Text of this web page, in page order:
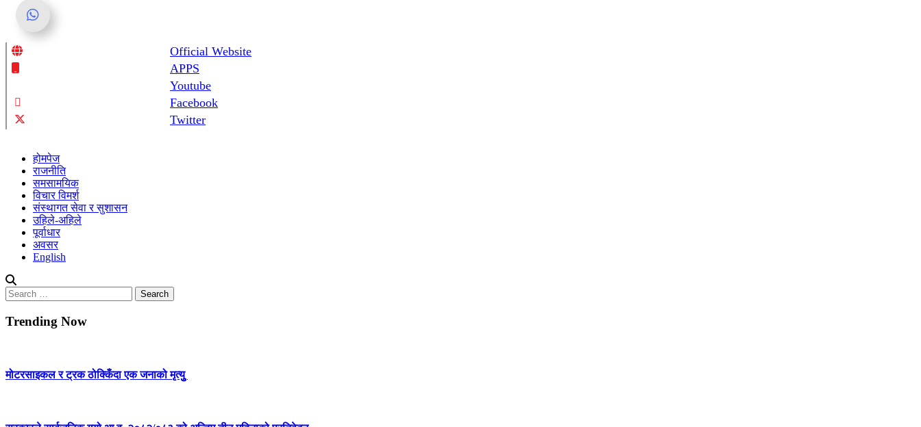
Online News Portal
Official Website
APPS
Youtube
Facebook
Twitter
होमपेज
राजनीति
समसामयिक
विचार विमर्श
संस्थागत सेवा र सुशासन
उहिले-अहिले
पूर्वाधार
अवसर
English
Search
for:
Trending Now
मोटरसाइकल र ट्रक ठोक्किँदा एक जनाको मृत्युु